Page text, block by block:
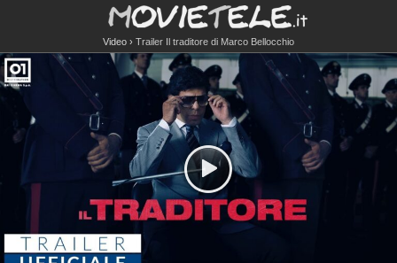
Video Trailer Il traditore di Marco Bellocchio